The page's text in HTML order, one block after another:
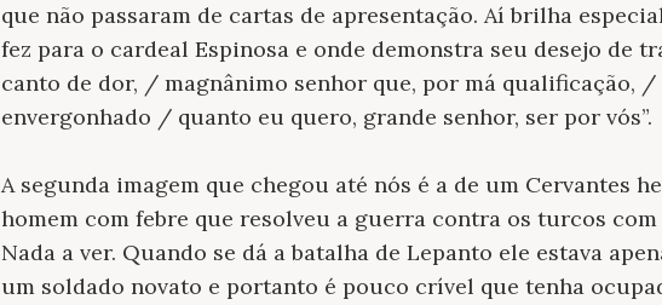
que não passaram de cartas de apresentação. Aí brilha
fez para o cardeal Espinosa e onde demonstra seu desejo de
canto de dor, / magnânimo senhor que, por má qualificação,
envergonhado / quanto eu quero, grande senhor, ser por vós”.
A segunda imagem que chegou até nós é a de um Cervantes
homem com febre que resolveu a guerra contra os turcos com
Nada a ver. Quando se dá a batalha de Lepanto ele estava
um soldado novato e portanto é pouco crível que tenha